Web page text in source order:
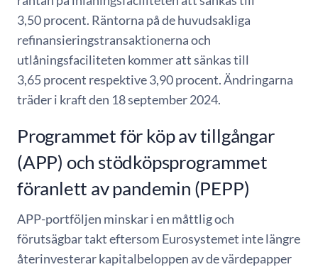
3,50 procent. Räntorna på de huvudsakliga
refinansieringstransaktionerna och
utlåningsfaciliteten kommer att sänkas till
3,65 procent respektive 3,90 procent. Ändringarna
träder i kraft den 18 september 2024.
Programmet för köp av tillgångar
(APP) och stödköpsprogrammet
föranlett av pandemin (PEPP)
APP-portföljen minskar i en måttlig och
förutsägbar takt eftersom Eurosystemet inte längre
återinvesterar kapitalbeloppen av de värdepapper